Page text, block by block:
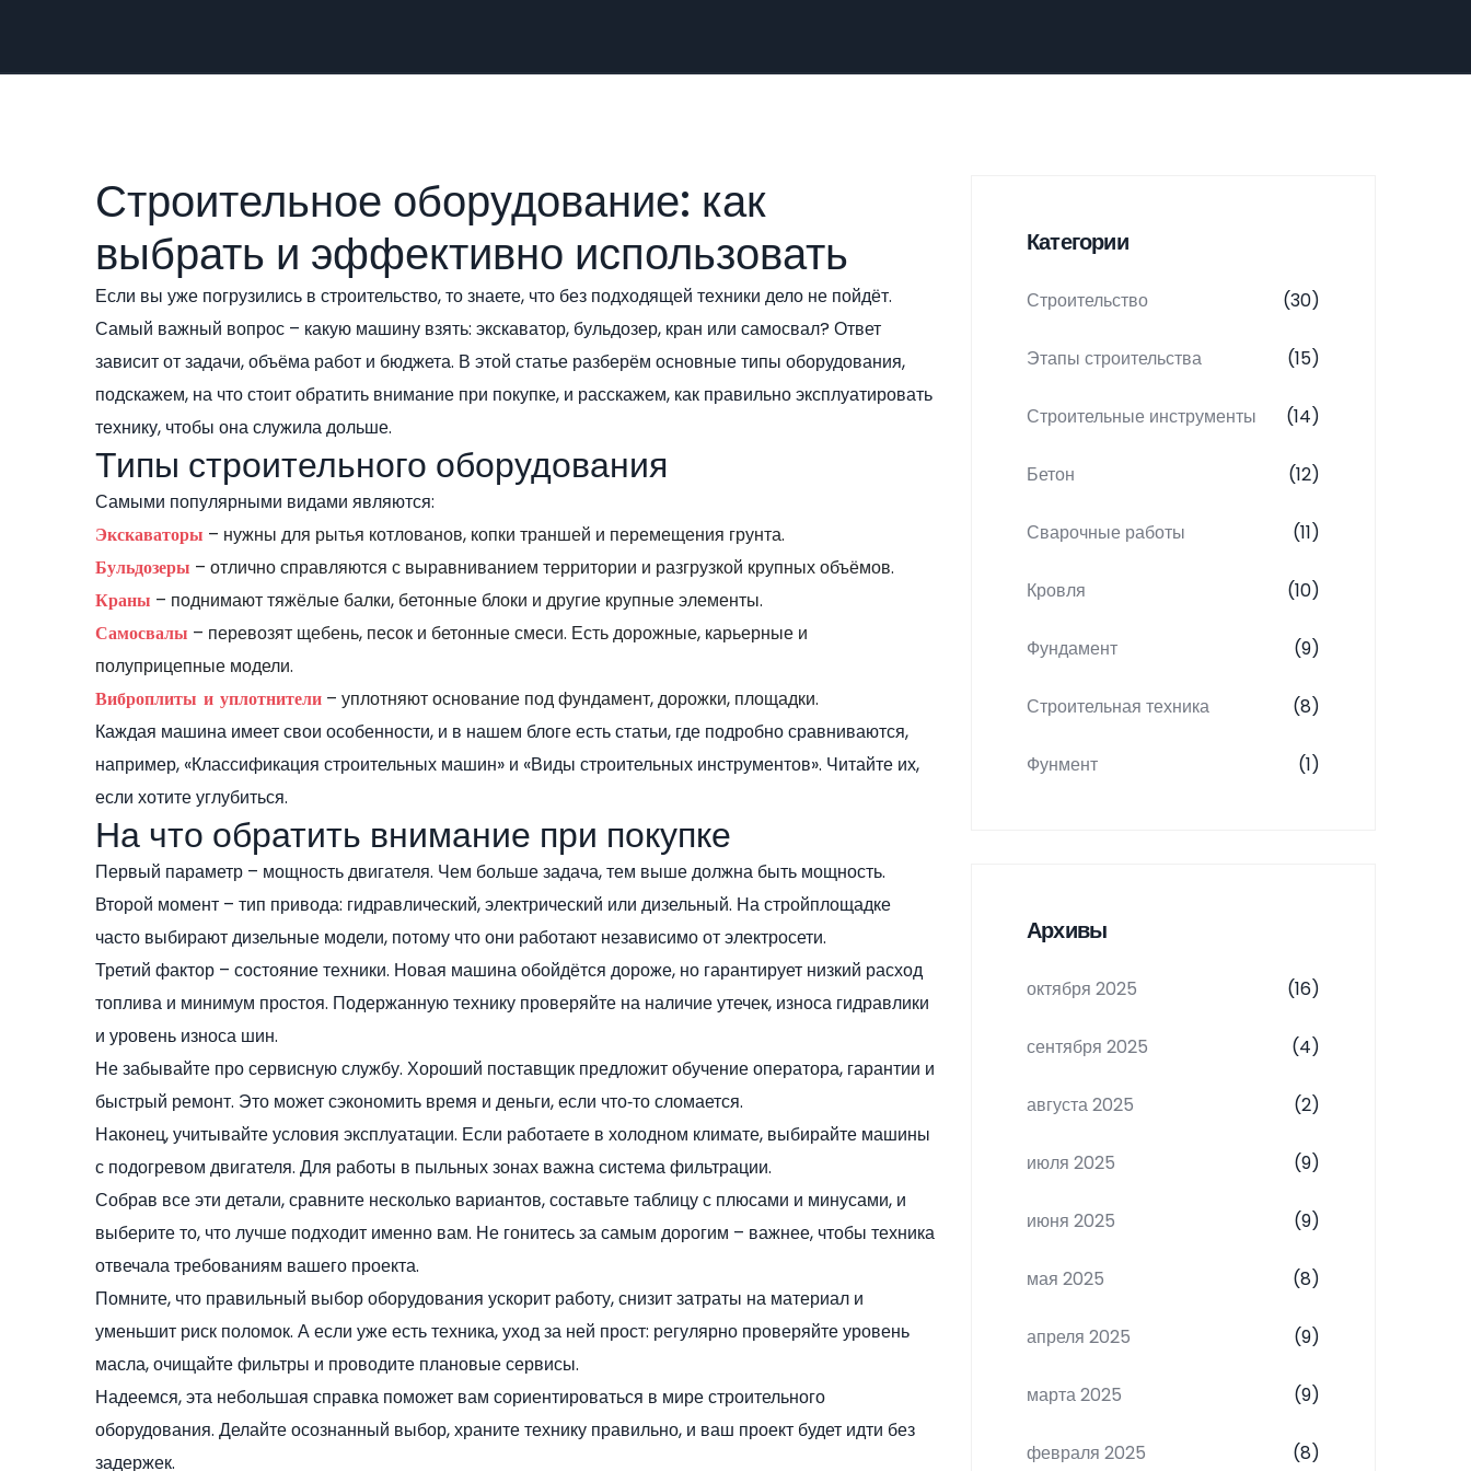
Строительное оборудование: как
выбрать и эффективно использовать
Если вы уже погрузились в строительство, то знаете, что без подходящей техники дело не пойдёт.
Самый важный вопрос – какую машину взять: экскаватор, бульдозер, кран или самосвал? Ответ
зависит от задачи, объёма работ и бюджета. В этой статье разберём основные типы оборудования,
подскажем, на что стоит обратить внимание при покупке, и расскажем, как правильно эксплуатировать
технику, чтобы она служила дольше.
Типы строительного оборудования
Самыми популярными видами являются:
Экскаваторы – нужны для рытья котлованов, копки траншей и перемещения грунта.
Бульдозеры – отлично справляются с выравниванием территории и разгрузкой крупных объёмов.
Краны – поднимают тяжёлые балки, бетонные блоки и другие крупные элементы.
Самосвалы – перевозят щебень, песок и бетонные смеси. Есть дорожные, карьерные и
полуприцепные модели.
Виброплиты и уплотнители – уплотняют основание под фундамент, дорожки, площадки.
Каждая машина имеет свои особенности, и в нашем блоге есть статьи, где подробно сравниваются,
например, «Классификация строительных машин» и «Виды строительных инструментов». Читайте их,
если хотите углубиться.
На что обратить внимание при покупке
Первый параметр – мощность двигателя. Чем больше задача, тем выше должна быть мощность.
Второй момент – тип привода: гидравлический, электрический или дизельный. На стройплощадке
часто выбирают дизельные модели, потому что они работают независимо от электросети.
Третий фактор – состояние техники. Новая машина обойдётся дороже, но гарантирует низкий расход
топлива и минимум простоя. Подержанную технику проверяйте на наличие утечек, износа гидравлики
и уровень износа шин.
Не забывайте про сервисную службу. Хороший поставщик предложит обучение оператора, гарантии и
быстрый ремонт. Это может сэкономить время и деньги, если что‑то сломается.
Наконец, учитывайте условия эксплуатации. Если работаете в холодном климате, выбирайте машины
с подогревом двигателя. Для работы в пыльных зонах важна система фильтрации.
Собрав все эти детали, сравните несколько вариантов, составьте таблицу с плюсами и минусами, и
выберите то, что лучше подходит именно вам. Не гонитесь за самым дорогим – важнее, чтобы техника
отвечала требованиям вашего проекта.
Помните, что правильный выбор оборудования ускорит работу, снизит затраты на материал и
уменьшит риск поломок. А если уже есть техника, уход за ней прост: регулярно проверяйте уровень
масла, очищайте фильтры и проводите плановые сервисы.
Надеемся, эта небольшая справка поможет вам сориентироваться в мире строительного
оборудования. Делайте осознанный выбор, храните технику правильно, и ваш проект будет идти без
задержек.
Категории
Строительство (30)
Этапы строительства (15)
Строительные инструменты (14)
Бетон (12)
Сварочные работы (11)
Кровля (10)
Фундамент (9)
Строительная техника (8)
Фунмент (1)
Архивы
октября 2025 (16)
сентября 2025 (4)
августа 2025 (2)
июля 2025 (9)
июня 2025 (9)
мая 2025 (8)
апреля 2025 (9)
марта 2025 (9)
февраля 2025 (8)